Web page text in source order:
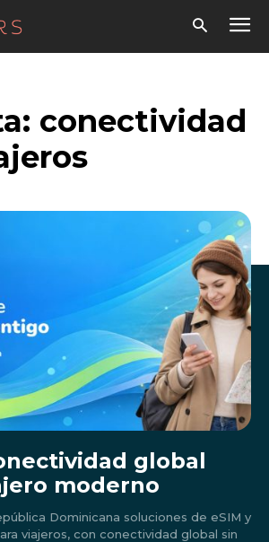
conectividad
global
moderno
Dominicana soluciones de eSIM y
viajeros, con conectividad global sin